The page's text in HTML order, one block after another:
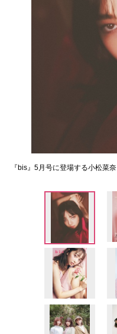
『bis』5月号に登場する小松菜奈